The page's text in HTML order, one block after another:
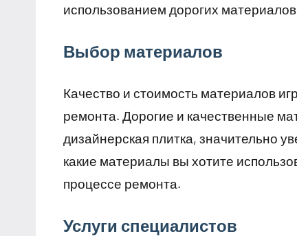
использованием дорогих
Выбор материалов
Качество и стоимость материалов
ремонта. Дорогие и качественные
дизайнерская плитка, значительно
какие материалы вы хотите
процессе ремонта.
Услуги специалистов